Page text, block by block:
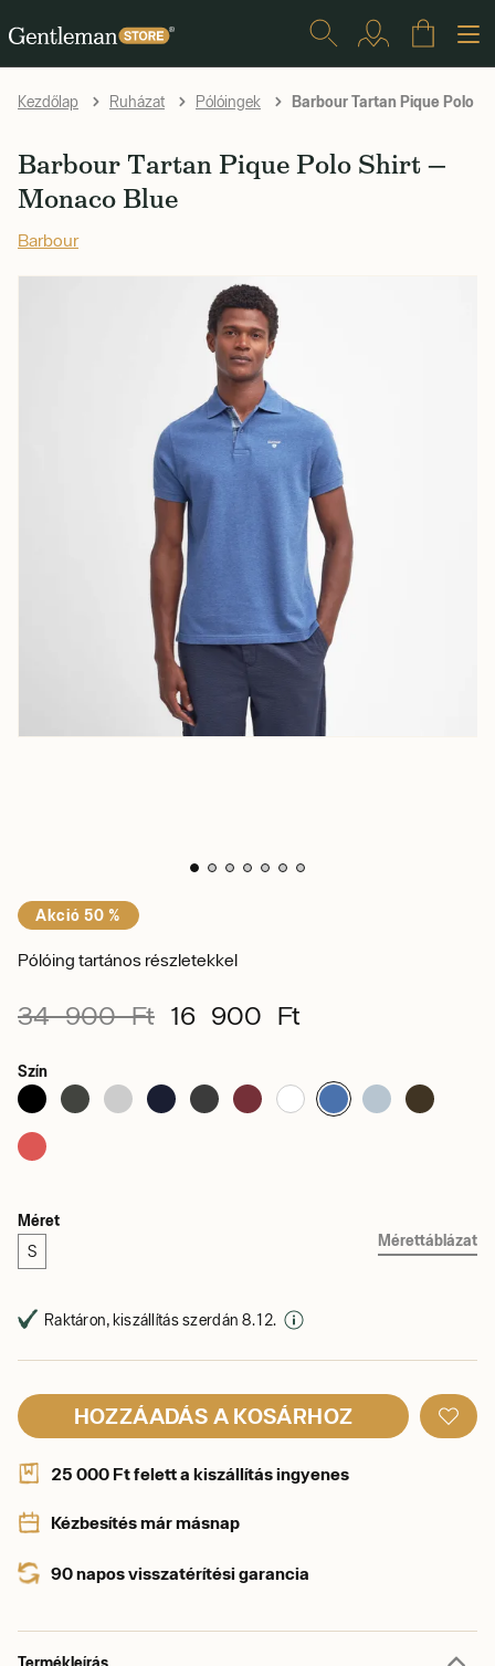
Kezdőlap Ruházat Pólóingek Barbour Tartan Pique Polo
Barbour Tartan Pique Polo Shirt —
Monaco Blue
Barbour
Akció 50 %
Pólóing tartános részletekkel
34 900 Ft 16 900 Ft
Szín
Méret
S
Mérettáblázat
Raktáron, kiszállítás szerdán 8. 12.
HOZZÁADÁS A KOSÁRHOZ
25 000 Ft felett a kiszállítás ingyenes
Kézbesítés már másnap
90 napos visszatérítési garancia